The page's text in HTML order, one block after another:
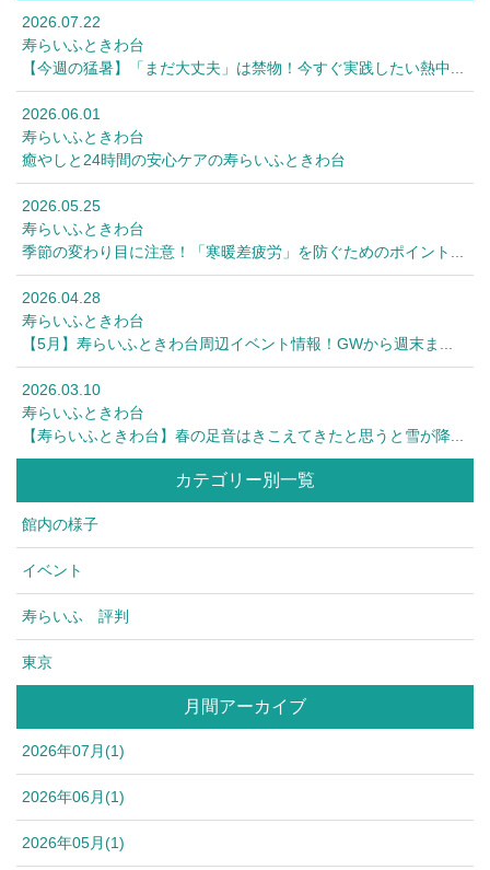
2026.07.22
寿らいふときわ台
【今週の猛暑】「まだ大丈夫」は禁物！今すぐ実践したい熱中...
2026.06.01
寿らいふときわ台
癒やしと24時間の安心ケアの寿らいふときわ台
2026.05.25
寿らいふときわ台
季節の変わり目に注意！「寒暖差疲労」を防ぐためのポイント...
2026.04.28
寿らいふときわ台
【5月】寿らいふときわ台周辺イベント情報！GWから週末ま...
2026.03.10
寿らいふときわ台
【寿らいふときわ台】春の足音はきこえてきたと思うと雪が降...
カテゴリー別一覧
館内の様子
イベント
寿らいふ 評判
東京
月間アーカイブ
2026年07月(1)
2026年06月(1)
2026年05月(1)